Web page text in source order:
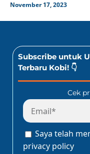
November 17, 2023
Subscribe untuk
Terbaru Kobi! 👇
Cek
Saya telah
privacy policy